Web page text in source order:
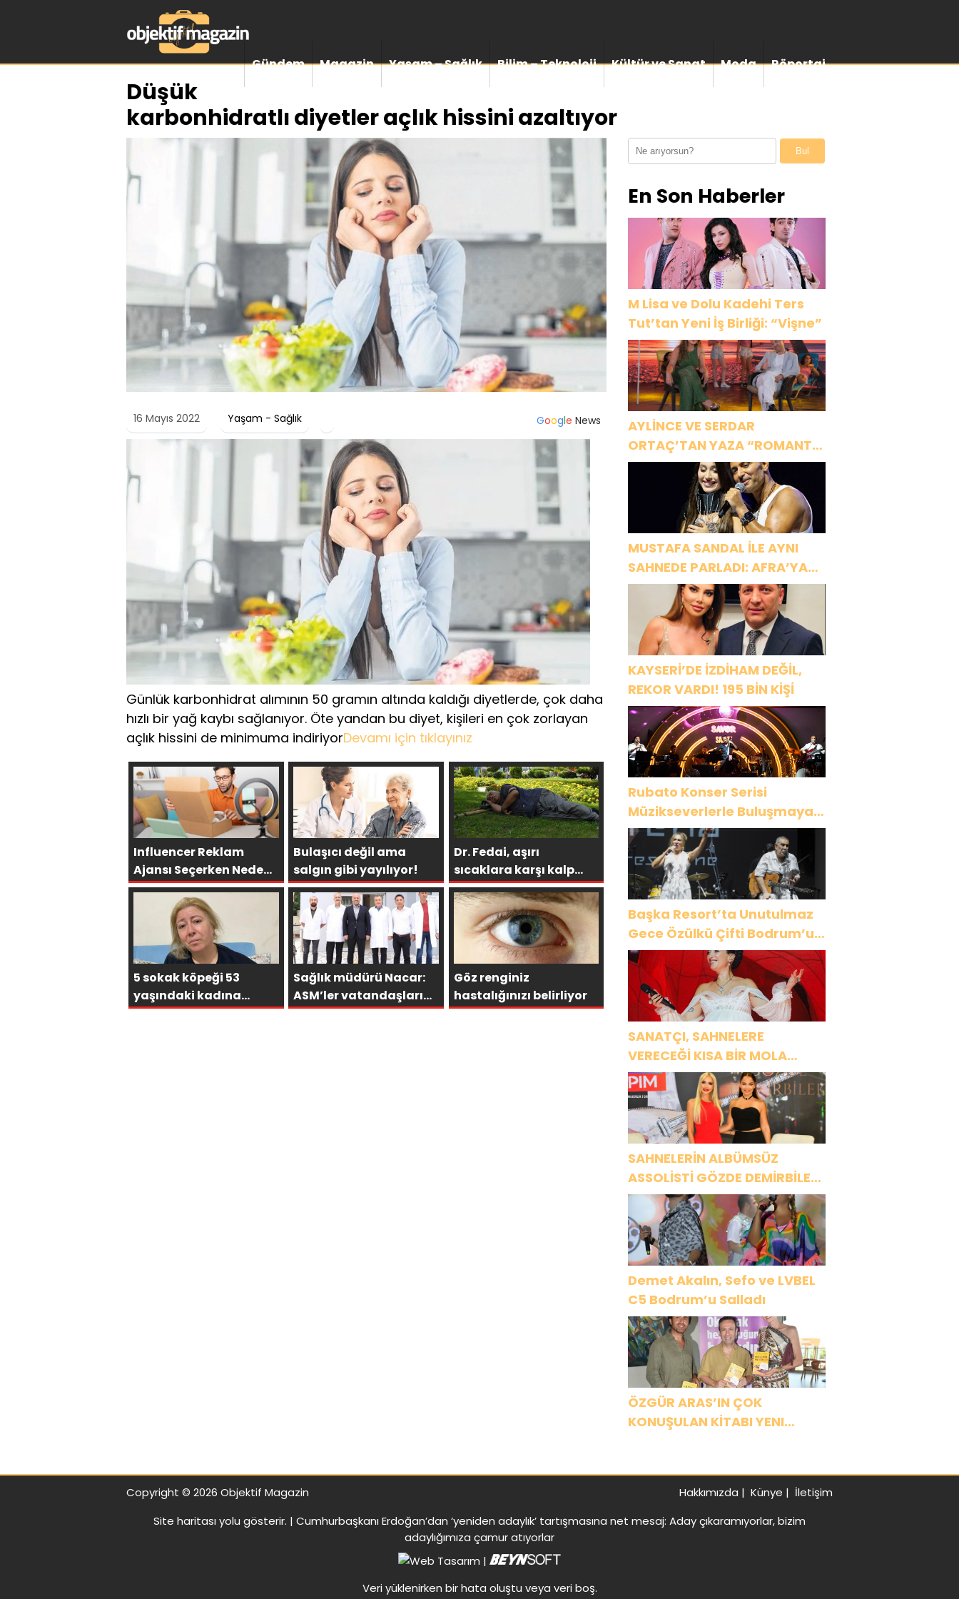
Gündem Magazin Yaşam – Sağlık Bilim – Teknoloji Kültür ve Sanat Moda Röportaj
Düşük
karbonhidratlı diyetler açlık hissini azaltıyor
16 Mayıs 2022 Yaşam - Sağlık Google News
Günlük karbonhidrat alımının 50 gramın altında kaldığı diyetlerde, çok daha
hızlı bir yağ kaybı sağlanıyor. Öte yandan bu diyet, kişileri en çok zorlayan
açlık hissini de minimuma indiriyorDevamı için tıklayınız
Influencer Reklam
Ajansı Seçerken Neden
Doğru Ajans Hayati
Öneme Sahiptir?
Bulaşıcı değil ama
salgın gibi yayılıyor!
Dr. Fedai, aşırı
sıcaklara karşı kalp
hastalarını uyardı
5 sokak köpeği 53
yaşındaki kadına
dehşeti yaşattı: Bir
Sağlık müdürü Nacar:
ASM’ler vatandaşlarımız
için önemli
Göz renginiz
hastalığınızı belirliyor
Bul
En Son Haberler
M Lisa ve Dolu Kadehi Ters
Tut’tan Yeni İş Birliği: “Vişne”
AYLİNCE VE SERDAR
ORTAÇ’TAN YAZA “ROMANTİK
AŞK” BOMBASI!
MUSTAFA SANDAL İLE AYNI
SAHNEDE PARLADI: AFRA’YA
HARBİYE’DE BÜYÜK ALKIŞ
KAYSERİ’DE İZDİHAM DEĞİL,
REKOR VARDI! 195 BİN KİŞİ
Rubato Konser Serisi
Müzikseverlerle Buluşmaya
Devam Ediyor
Başka Resort’ta Unutulmaz
Gece Özülkü Çifti Bodrum’u
Büyüledi
SANATÇI, SAHNELERE
VERECEĞİ KISA BİR MOLA
ÖNCESİ 13 AĞUSTOS’TA SON
KEZ HARBİYE’DE OLACAK!
SAHNELERİN ALBÜMSÜZ
ASSOLİSTİ GÖZDE DEMİRBİLEK,
NR1 MAGAZİN’DE: “SON
ASSOLİST OLARAK VAR
OLACAĞIM!”
Demet Akalın, Sefo ve LVBEL
C5 Bodrum’u Salladı
ÖZGÜR ARAS’IN ÇOK
KONUŞULAN KİTABI YENI
KUTLADI
Copyright © 2026 Objektif Magazin Hakkımızda | Künye | İletişim
Site haritası yolu gösterir. | Cumhurbaşkanı Erdoğan’dan ‘yeniden adaylık’ tartışmasına net mesaj: Aday çıkaramıyorlar, bizim
adaylığımıza çamur atıyorlar
|
Veri yüklenirken bir hata oluştu veya veri boş.